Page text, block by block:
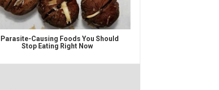
Causing Foods You Should
Stop Eating Right Now